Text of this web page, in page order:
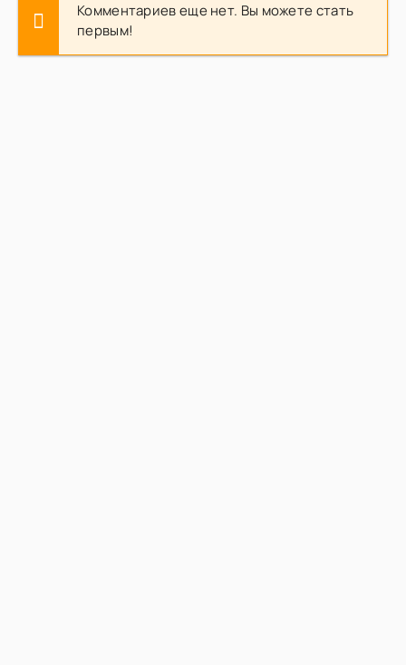
Комментариев еще нет. Вы можете стать
первым!